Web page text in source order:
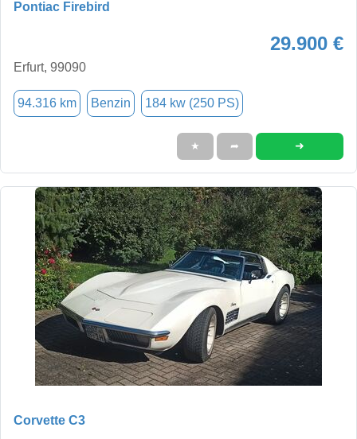
Pontiac Firebird
29.900 €
Erfurt, 99090
94.316 km Benzin 184 kw (250 PS)
★ ➦ ➜
Corvette C3